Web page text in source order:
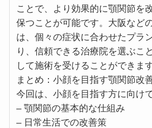
ことで、より効果的に顎関節を
保つことが可能です。大阪など
は、個々の症状に合わせたプラ
り、信頼できる治療院を選ぶこ
して施術を受けることができます
まとめ：小顔を目指す顎関節改
今回は、小顔を目指す方に向けて
– 顎関節の基本的な仕組み
– 日常生活での改善策